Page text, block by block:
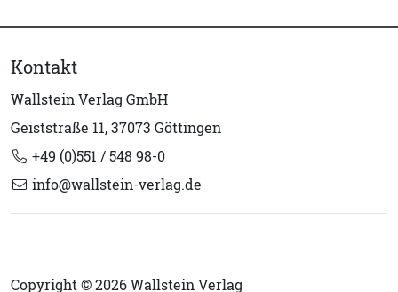
Kontakt
Wallstein Verlag GmbH
Geiststraße 11, 37073 Göttingen
+49 (0)551 / 548 98-0
info@wallstein-verlag.de
Copyright © 2026 Wallstein Verlag